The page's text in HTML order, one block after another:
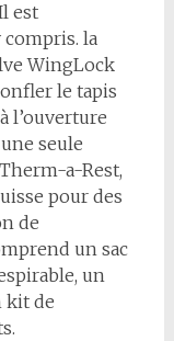
est
la
WingLock
le tapis
l’ouverture
seule
a-Rest,
pour des
de
un sac
un
kit de